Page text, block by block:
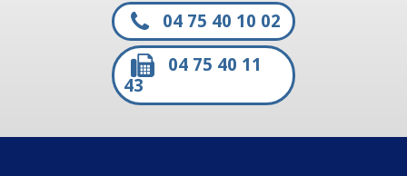
04 75 40 10 02
04 75 40 11
43